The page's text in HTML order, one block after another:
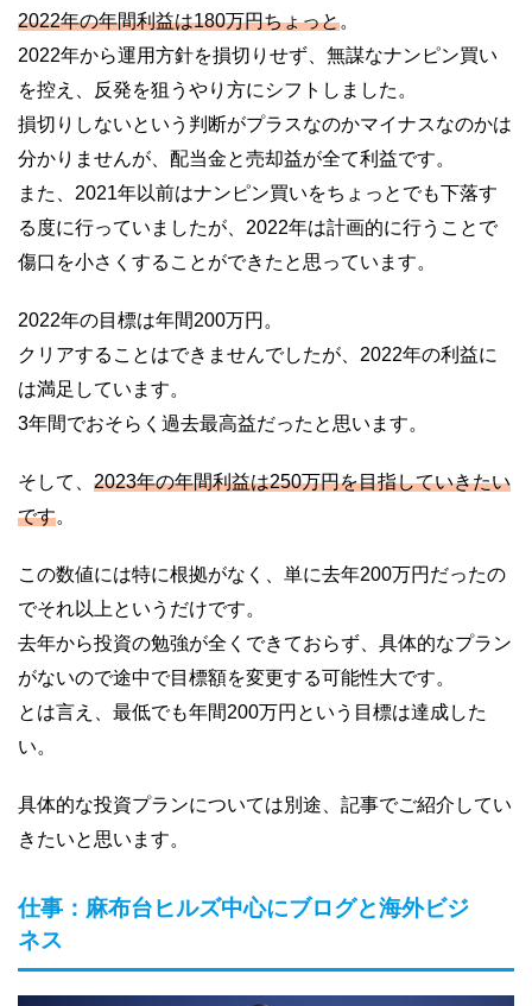
2022年の年間利益は180万円ちょっと。
2022年から運用方針を損切りせず、無謀なナンピン買い
を控え、反発を狙うやり方にシフトしました。
損切りしないという判断がプラスなのかマイナスなのかは
分かりませんが、配当金と売却益が全て利益です。
また、2021年以前はナンピン買いをちょっとでも下落す
る度に行っていましたが、2022年は計画的に行うことで
傷口を小さくすることができたと思っています。
2022年の目標は年間200万円。
クリアすることはできませんでしたが、2022年の利益に
は満足しています。
3年間でおそらく過去最高益だったと思います。
そして、 2023年の年間利益は250万円を目指していきたい
です。
この数値には特に根拠がなく、単に去年200万円だったの
でそれ以上というだけです。
去年から投資の勉強が全くできておらず、具体的なプラン
がないので途中で目標額を変更する可能性大です。
とは言え、最低でも年間200万円という目標は達成した
い。
具体的な投資プランについては別途、記事でご紹介してい
きたいと思います。
仕事：麻布台ヒルズ中心にブログと海外ビジ
ネス